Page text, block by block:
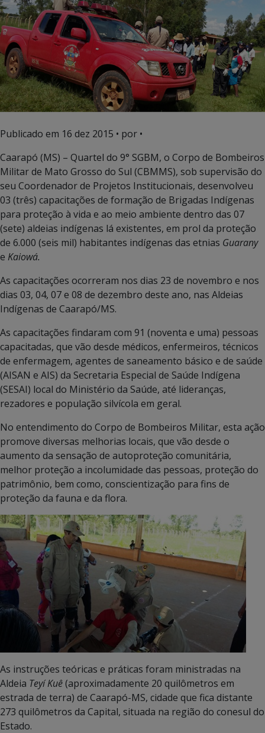
Publicado em 16 dez 2015 • por •
Caarapó (MS) – Quartel do 9° SGBM, o Corpo de Bombeiros
Militar de Mato Grosso do Sul (CBMMS), sob supervisão do
seu Coordenador de Projetos Institucionais, desenvolveu
03 (três) capacitações de formação de Brigadas Indígenas
para proteção à vida e ao meio ambiente dentro das 07
(sete) aldeias indígenas lá existentes, em prol da proteção
de 6.000 (seis mil) habitantes indígenas das etnias Guarany
e Kaiowá.
As capacitações ocorreram nos dias 23 de novembro e nos
dias 03, 04, 07 e 08 de dezembro deste ano, nas Aldeias
Indígenas de Caarapó/MS.
As capacitações findaram com 91 (noventa e uma) pessoas
capacitadas, que vão desde médicos, enfermeiros, técnicos
de enfermagem, agentes de saneamento básico e de saúde
(AISAN e AIS) da Secretaria Especial de Saúde Indígena
(SESAI) local do Ministério da Saúde, até lideranças,
rezadores e população silvícola em geral.
No entendimento do Corpo de Bombeiros Militar, esta ação
promove diversas melhorias locais, que vão desde o
aumento da sensação de autoproteção comunitária,
melhor proteção a incolumidade das pessoas, proteção do
patrimônio, bem como, conscientização para fins de
proteção da fauna e da flora.
As instruções teóricas e práticas foram ministradas na
Aldeia Teyí Kuê(aproximadamente 20 quilômetros em
estrada de terra) de Caarapó-MS, cidade que fica distante
273 quilômetros da Capital, situada na região do conesul do
Estado.